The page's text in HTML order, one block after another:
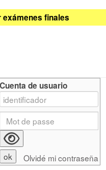
finales
Cuenta de usuario
Olvidé mi contraseña